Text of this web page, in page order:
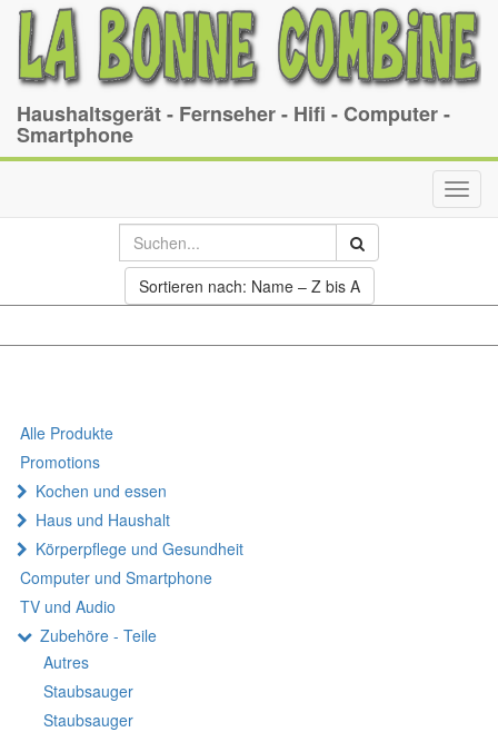
Haushaltsgerät - Fernseher - Hifi - Computer -
Smartphone
Sortieren nach: Name – Z bis A
Alle Produkte
Promotions
Kochen und essen
Haus und Haushalt
Körperpflege und Gesundheit
Computer und Smartphone
TV und Audio
Zubehöre - Teile
Autres
Staubsauger
Staubsauger